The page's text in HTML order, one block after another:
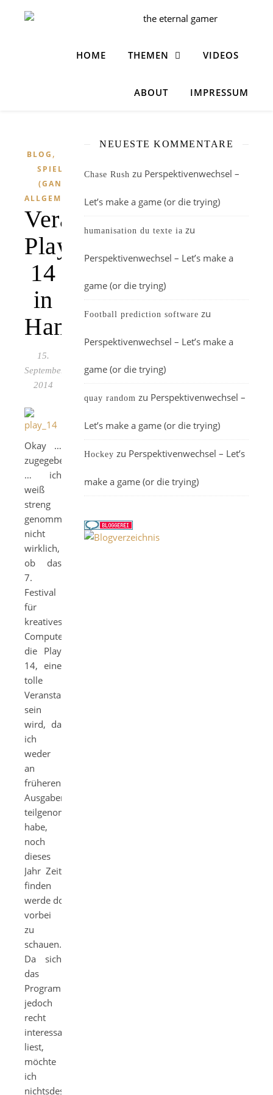
HOME THEMEN VIDEOS
ABOUT IMPRESSUM
BLOG ,
SPIELE
(GANZ
ALLGEMEIN)
Veranstaltungstipp:
Play
14
in
Hamburg
15.
September
2014
Okay …
zugegeben
… ich
weiß
streng
genommen
nicht
wirklich,
ob das
7.
Festival
für
kreatives
Computerspielen,
die Play
14, eine
tolle
Veranstaltung
sein
wird, da
ich
weder
an
früheren
Ausgaben
teilgenommen
habe,
noch
dieses
Jahr Zeit
finden
werde dort
vorbei
zu
schauen.
Da sich
das
Programm
jedoch
recht
interessant
liest,
möchte
ich
nichtsdestotrotz
NEUESTE KOMMENTARE
Chase Rush zu Perspektivenwechsel –
Let’s make a game (or die trying)
humanisation du texte ia zu
Perspektivenwechsel – Let’s make a
game (or die trying)
Football prediction software zu
Perspektivenwechsel – Let’s make a
game (or die trying)
quay random zu Perspektivenwechsel –
Let’s make a game (or die trying)
Hockey zu Perspektivenwechsel – Let’s
make a game (or die trying)